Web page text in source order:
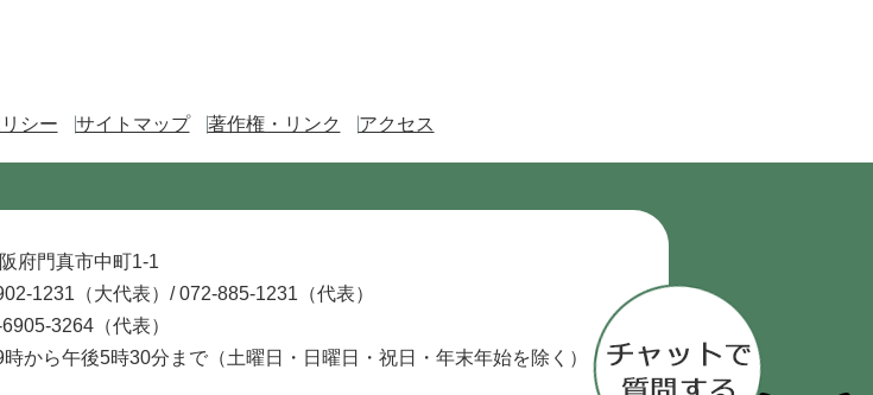
シー サイトマップ 著作権・リンク アクセス
府門真市中町1-1
1231（大代表）/072-885-1231（代表）
3264（代表）
から午後5時30分まで （土曜日・日曜日・祝日・年末年始を除く）